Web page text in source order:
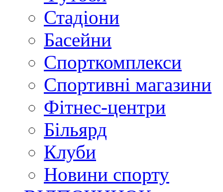
Стадіони
Басейни
Спорткомплекси
Спортивні магазини
Фітнес-центри
Більярд
Клуби
Новини спорту